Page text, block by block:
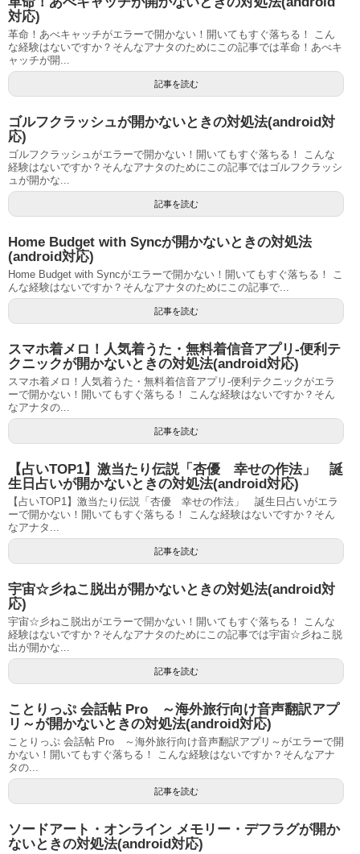
対応)
革命！あべキャッチがエラーで開かない！開いてもすぐ落ちる！ こん
な経験はないですか？そんなアナタのためにこの記事では革命！あべキ
ャッチが開...
記事を読む
ゴルフクラッシュが開かないときの対処法(android対
応)
ゴルフクラッシュがエラーで開かない！開いてもすぐ落ちる！ こんな
経験はないですか？そんなアナタのためにこの記事ではゴルフクラッシ
ュが開かな...
記事を読む
Home Budget with Syncが開かないときの対処法
(android対応)
Home Budget with Syncがエラーで開かない！開いてもすぐ落ちる！ こ
んな経験はないですか？そんなアナタのためにこの記事で...
記事を読む
スマホ着メロ！人気着うた・無料着信音アプリ-便利テ
クニックが開かないときの対処法(android対応)
スマホ着メロ！人気着うた・無料着信音アプリ-便利テクニックがエラ
ーで開かない！開いてもすぐ落ちる！ こんな経験はないですか？そん
なアナタの...
記事を読む
【占いTOP1】激当たり伝説「杏優 幸せの作法」 誕
生日占いが開かないときの対処法(android対応)
【占いTOP1】激当たり伝説「杏優 幸せの作法」 誕生日占いがエラ
ーで開かない！開いてもすぐ落ちる！ こんな経験はないですか？そん
なアナタ...
記事を読む
宇宙☆彡ねこ脱出が開かないときの対処法(android対
応)
宇宙☆彡ねこ脱出がエラーで開かない！開いてもすぐ落ちる！ こんな
経験はないですか？そんなアナタのためにこの記事では宇宙☆彡ねこ脱
出が開かな...
記事を読む
ことりっぷ 会話帖 Pro ～海外旅行向け音声翻訳アプ
リ～が開かないときの対処法(android対応)
ことりっぷ 会話帖 Pro ～海外旅行向け音声翻訳アプリ～がエラーで開
かない！開いてもすぐ落ちる！ こんな経験はないですか？そんなアナ
タの...
記事を読む
ソードアート・オンライン メモリー・デフラグが開か
ないときの対処法(android対応)